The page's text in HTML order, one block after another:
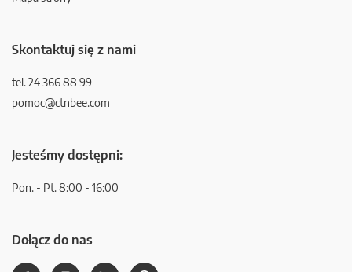
Skontaktuj się z nami
tel. 24 366 88 99
pomoc@ctnbee.com
Jesteśmy dostępni:
Pon. - Pt. 8:00 - 16:00
Dołącz do nas